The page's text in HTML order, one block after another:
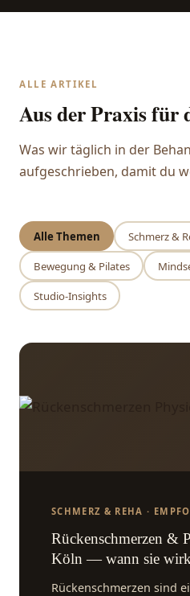
ALLE ARTIKEL
Aus der Praxis für
Was wir täglich in der
aufgeschrieben, damit du
Alle Themen Schmerz &
Bewegung & Pilates
Studio-Insights
SCHMERZ & REHA ·
Rückenschmerzen &
Köln — wann sie
Rückenschmerzen sind